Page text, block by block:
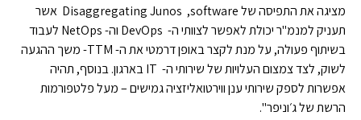
מציגה את התפיסה שלDisaggregating Junos ,software אשר
תעניק למנמ"ר יכולת לאפשר לצוותי ה- DevOps וה-NetOps לעבוד
בשיתוף פעולה, על מנת לקצר באופן דרמטי את ה--TTM משך ההגעה
לשוק, לצד צמצום העלויות של שירותי ה- ITבארגון. בנוסף, תהיה
אפשרות לספק שירותי ענן ווירטואליזציה גמישים – מעל פלטפורמות
הרשת של ג׳וניפר".